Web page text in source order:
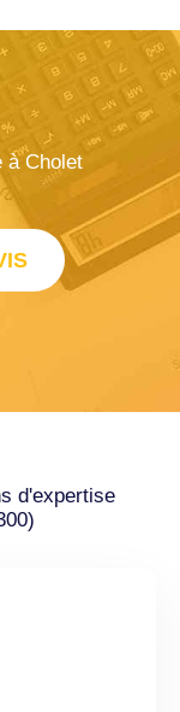
à Cholet
d'expertise